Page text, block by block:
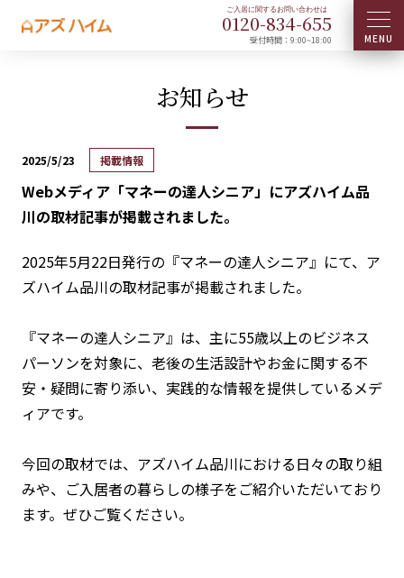
0120-834-655
受付時間：9:00~18:00
お知らせ
2025/5/23 掲載情報
Webメディア「マネーの達人シニア」にアズハイム品
川の取材記事が掲載されました。
2025年5月22日発行の『マネーの達人シニア』にて、ア
ズハイム品川の取材記事が掲載されました。
『マネーの達人シニア』は、主に55歳以上のビジネス
パーソンを対象に、老後の生活設計やお金に関する不
安・疑問に寄り添い、実践的な情報を提供しているメデ
ィアです。
今回の取材では、アズハイム品川における日々の取り組
みや、ご入居者の暮らしの様子をご紹介いただいており
ます。ぜひご覧ください。